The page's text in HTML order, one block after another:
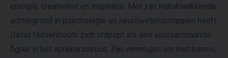
energie, creativiteit en inspiratie. Met zijn indrukwekkende
achtergrond in psychologie en neurowetenschappen heeft
David Hulsenboom zich ontpopt als een vooraanstaande
figuur in het sprekerscircuit. Zijn vermogen om met kennis,